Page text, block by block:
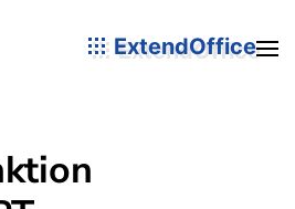
ExtendOffice